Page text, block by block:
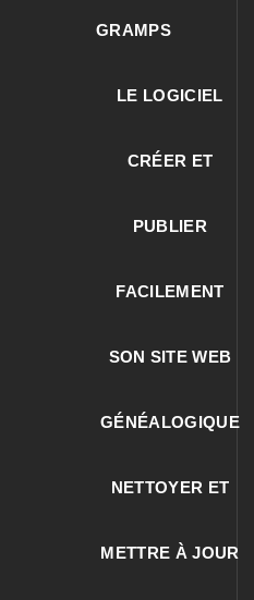
GRAMPS
LE LOGICIEL
CRÉER ET
PUBLIER
FACILEMENT
SON SITE WEB
GÉNÉALOGIQUE
NETTOYER ET
METTRE À JOUR